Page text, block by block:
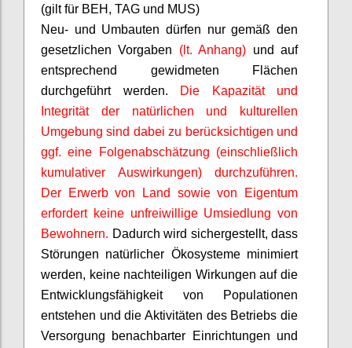
(gilt für BEH, TAG und MUS)
Neu- und Umbauten dürfen nur gemäß den
gesetzlichen Vorgaben (lt. Anhang) und auf
entsprechend gewidmeten Flächen
durchgeführt werden.
Die Kapazität und
Integrität der natürlichen und kulturellen
Umgebung sind dabei zu berücksichtigen und
ggf. eine Folgenabschätzung (einschließlich
kumulativer Auswirkungen) durchzuführen.
Der Erwerb von Land sowie von Eigentum
erfordert keine unfreiwillige Umsiedlung von
Bewohnern. Dadurch wird sichergestellt, dass
Störungen natürlicher Ökosysteme minimiert
werden, keine nachteiligen Wirkungen auf die
Entwicklungsfähigkeit von Populationen
entstehen und die Aktivitäten des Betriebs die
Versorgung benachbarter Einrichtungen und